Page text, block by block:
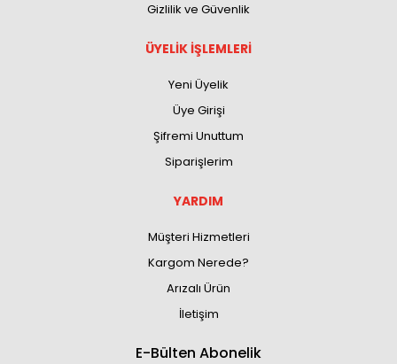
Gizlilik ve Güvenlik
ÜYELİK İŞLEMLERİ
Yeni Üyelik
Üye Girişi
Şifremi Unuttum
Siparişlerim
YARDIM
Müşteri Hizmetleri
Kargom Nerede?
Arızalı Ürün
İletişim
E-Bülten Abonelik